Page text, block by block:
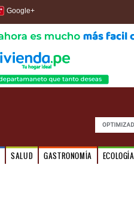
Google+
SALUD GASTRONOMÍA ECOLOGÍA